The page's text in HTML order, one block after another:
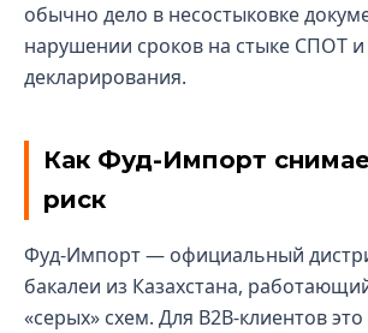
обычно дело в несостыковке
нарушении сроков на стыке СПОТ и
декларирования.
Как Фуд-Импорт
риск
Фуд-Импорт — официальный
бакалеи из Казахстана,
«серых» схем. Для B2B-клиентов